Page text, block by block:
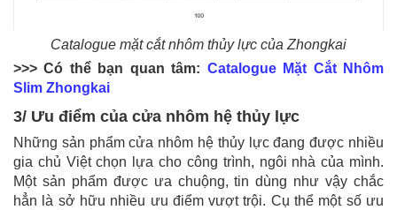
Catalogue mặt cắt nhôm thủy lực của Zhongkai
>>> Có thể bạn quan tâm: Catalogue Mặt Cắt Nhôm
Slim Zhongkai
3/ Ưu điểm của cửa nhôm hệ thủy lực
Những sản phẩm cửa nhôm hệ thủy lực đang được nhiều
gia chủ Việt chọn lựa cho công trình, ngôi nhà của mình.
Một sản phẩm được ưa chuộng, tin dùng như vậy chắc
hẳn là sở hữu nhiều ưu điểm vượt trội. Cụ thể một số ưu